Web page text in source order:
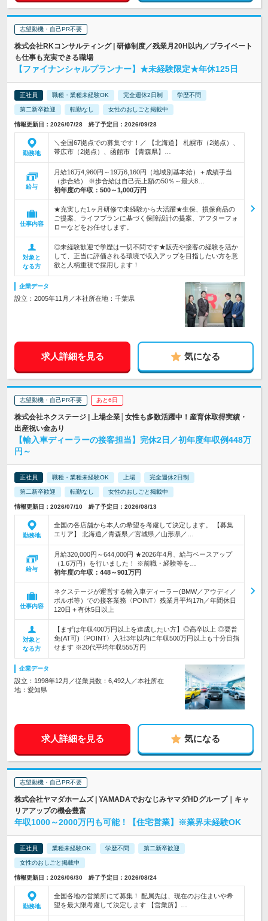
志望動機・自己PR不要
株式会社RKコンサルティング | 研修制度／残業月20H以内／プライベート
も仕事も充実できる職場
【ファイナンシャルプランナー】★未経験限定★年休125日
正社員 職種・業種未経験OK 完全週休2日制 学歴不問
第二新卒歓迎 転勤なし 女性のおしごと掲載中
情報更新日：2026/07/28 終了予定日：2026/09/28
勤務地
＼全国67拠点での募集です！／ 【北海道】 札幌市（2拠点）、
帯広市（2拠点）、函館市 【青森県】…
給与
月給16万4,960円～19万6,160円（地域別基本給）＋成績手当
（歩合給） ※歩合給は自己売上額の50％～最大8…
初年度の年収： 500～1,000万円
仕事内容
★充実した1ヶ月研修で未経験から大活躍★生保、損保商品の
ご提案、ライフプランに基づく保障設計の提案、アフターフォ
ローなどをお任せします。
対象と
なる方
◎未経験歓迎で学歴は一切不問です★販売や接客の経験を活か
して、正当に評価される環境で収入アップを目指したい方を意
欲と人柄重視で採用します！
企業データ
設立：2005年11月／本社所在地：千葉県
求人詳細を見る 気になる
志望動機・自己PR不要 あと6日
株式会社ネクステージ | 上場企業│女性も多数活躍中！産育休取得実績・
出産祝い金あり
【輸入車ディーラーの接客担当】完休2日／初年度年収例448万
円～
正社員 職種・業種未経験OK 上場 完全週休2日制
第二新卒歓迎 転勤なし 女性のおしごと掲載中
情報更新日：2026/07/10 終了予定日：2026/08/13
勤務地
全国の各店舗から本人の希望を考慮して決定します。 【募集
エリア】 北海道／青森県／宮城県／山形県／…
給与
月給320,000円～644,000円 ★2026年4月、給与ベースアップ
（1.6万円）を行いました！ ※前職・経験等を…
初年度の年収： 448～901万円
仕事内容
ネクステージが運営する輸入車ディーラー(BMW／アウディ／
ボルボ等）での接客業務〈POINT〉残業月平均17h／年間休日
120日＋有休5日以上
対象と
なる方
【まずは年収400万円以上を達成したい方】◎高卒以上 ◎要普
免(AT可)〈POINT〉入社3年以内に年収500万円以上も十分目指
せます ※20代平均年収555万円
企業データ
設立：1998年12月／従業員数：6,492人／本社所在
地：愛知県
求人詳細を見る 気になる
志望動機・自己PR不要
株式会社ヤマダホームズ | YAMADAでおなじみヤマダHDグループ｜キャ
リアアップの機会豊富
年収1000～2000万円も可能！【住宅営業】※業界未経験OK
正社員 業種未経験OK 学歴不問 第二新卒歓迎
女性のおしごと掲載中
情報更新日：2026/06/30 終了予定日：2026/08/24
勤務地
全国各地の営業所にて募集！ 配属先は、現在のお住まいや希
望を最大限考慮して決定します 【営業所】…